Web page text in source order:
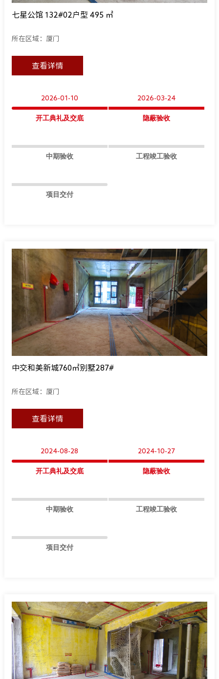
七星公馆 132#02户型 495 ㎡
所在区域：厦门
查看详情
2026-01-10
开工典礼及交底
2026-03-24
隐蔽验收
中期验收 工程竣工验收
项目交付
中交和美新城760㎡别墅287#
所在区域：厦门
查看详情
2024-08-28
开工典礼及交底
2024-10-27
隐蔽验收
中期验收 工程竣工验收
项目交付